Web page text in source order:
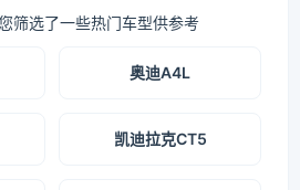
筛选了一些热门车型供参考
奥迪A4L
凯迪拉克CT5